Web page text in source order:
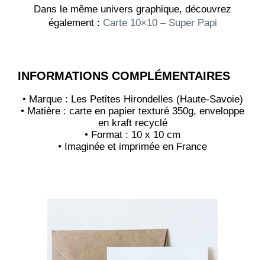
Dans le même univers graphique, découvrez
également : Carte 10×10 – Super Papi
INFORMATIONS COMPLÉMENTAIRES
• Marque : Les Petites Hirondelles (Haute-Savoie)
• Matière : carte en papier texturé 350g, enveloppe
en kraft recyclé
• Format : 10 x 10 cm
• Imaginée et imprimée en France